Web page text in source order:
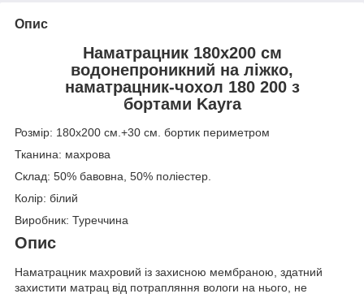
Опис
Наматрацник 180х200 см
водонепроникний на ліжко,
наматрацник-чохол 180 200 з
бортами Kayra
Розмір: 180х200 см.+30 см. бортик периметром
Тканина: махрова
Склад: 50% бавовна, 50% поліестер.
Колір: білий
Виробник: Туреччина
Опис
Наматрацник махровий із захисною мембраною, здатний
захистити матрац від потрапляння вологи на нього, не